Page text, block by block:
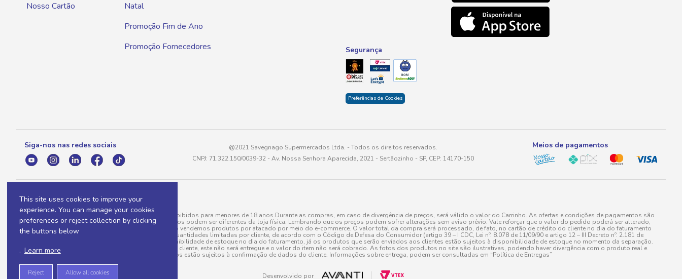
This site uses cookies to improve your
experience. You can manage your cookies
preferences or reject collection by clicking
the buttons below
. Learn more
Reject Allow all cookies
Nosso Cartão
Natal
Promoção Fim de Ano
Promoção Fornecedores
Segurança
Preferências de Cookies
Siga-nos nas redes sociais
@2021 Savegnago Supermercados Ltda. - Todos os direitos reservados.
CNPJ: 71.322.150/0039-32 - Av. Nossa Senhora Aparecida, 2021 - Sertãozinho - SP, CEP: 14170-150
Meios de pagamentos
A venda e o consumo de bebidas alcoólicas são proibidos para menores de 18 anos.Durante as compras, em caso de divergência de preços, será válido o valor do Carrinho. As ofertas e condições de pagamentos são
válidas para a loja eletrônica, sendo que seus preços podem ser diferentes da loja física. Lembrando que os preços podem sofrer alterações sem aviso prévio. Vale reforçar que o valor do pedido poderá ser alterado,
para menos, por conta de produtos variáveis; e não vendemos produtos por atacado por meio do e-commerce. O valor total da compra será processado, de fato, no cartão de crédito do cliente no dia do faturamento
do pedido. Produtos em promoção possuem quantidades limitadas por cliente, de acordo com o Código de Defesa do Consumidor (artigo 39 – I CDC, Lei nº. 8.078 de 11/09/90 e artigo 12 – III Decreto nº. 2.181 de
20/03/97). A venda está diretamente ligada à disponibilidade de estoque no dia do faturamento, já os produtos que serão enviados aos clientes estão sujeitos à disponibilidade de estoque no momento da separação.
Caso algum produto venha a faltar no pedido do cliente, este não será entregue e o valor do item não será cobrado. As fotos dos produtos no site são ilustrativas, podendo haver divergência com o produto real e
todos os pedidos estão sujeitos à confirmação de dados do cliente. Informações sobre entrega, podem ser consultadas em “Política de Entregas”
Desenvolvido por